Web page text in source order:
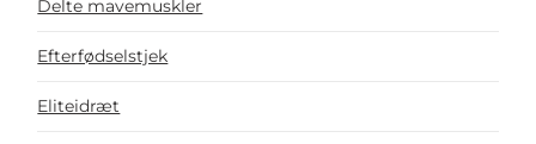
Delte mavemuskler
Efterfødselstjek
Eliteidræt